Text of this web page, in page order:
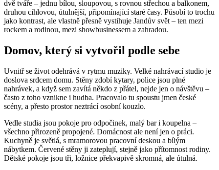
dvě tváře – jednu bílou, sloupovou, s rovnou střechou a balkonem,
druhou cihlovou, útulnější, připomínající staré časy. Působí to trochu
jako kontrast, ale vlastně přesně vystihuje Jandův svět – ten mezi
rockem a rodinou, mezi showbusinessem a zahradou.
Domov, který si vytvořil podle sebe
Uvnitř se život odehrává v rytmu muziky. Velké nahrávací studio je
doslova srdcem domu. Stěny zdobí kytary, police jsou plné
nahrávek, a když sem zavítá někdo z přátel, nejde jen o návštěvu –
často z toho vznikne i hudba. Pracovalo tu spoustu jmen české
scény, a přesto prostor neztrácí osobní kouzlo.
Vedle studia jsou pokoje pro odpočinek, malý bar i koupelna –
všechno přirozeně propojené. Domácnost ale není jen o práci.
Kuchyně je světlá, s mramorovou pracovní deskou a bílým
nábytkem. Červené stěny ji zateplují, stejně jako přítomnost rodiny.
Dětské pokoje jsou tři, ložnice překvapivě skromná, ale útulná.